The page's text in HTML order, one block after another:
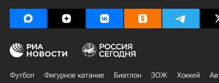
Футбол Фигурное катание Биатлон ЗОЖ Хоккей